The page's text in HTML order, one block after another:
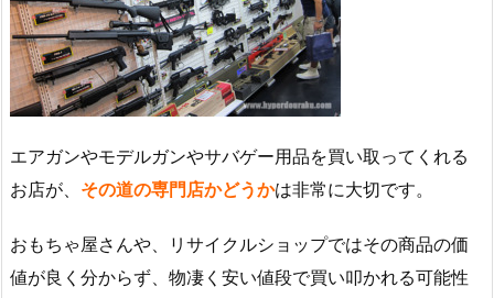
エアガンやモデルガンやサバゲー用品を買い取ってくれる
お店が、 その道の専門店かどうかは非常に大切です。
おもちゃ屋さんや、リサイクルショップではその商品の価
値が良く分からず、物凄く安い値段で買い叩かれる可能性